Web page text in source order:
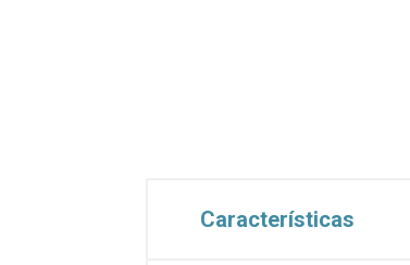
Características